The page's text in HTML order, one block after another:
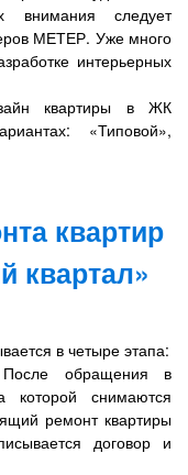
внимания следует
МЕТЕР. Уже много
интерьерных
квартиры в ЖК
«Типовой»,
квартир
квартал»
в четыре этапа:
После обращения в
которой снимаются
ремонт квартиры
договор и